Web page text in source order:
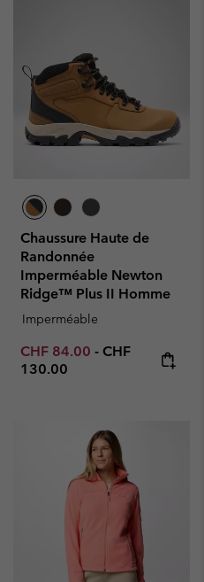
Chaussure Haute de
Randonnée
Imperméable Newton
Ridge™ Plus II Homme
Imperméable
Minimum sale price:
CHF 84.00 - Maximum
CHF
130.00